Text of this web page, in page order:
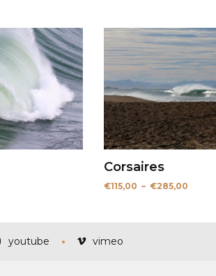
Corsaires
€115,00 – €285,00Plage
youtube vimeo